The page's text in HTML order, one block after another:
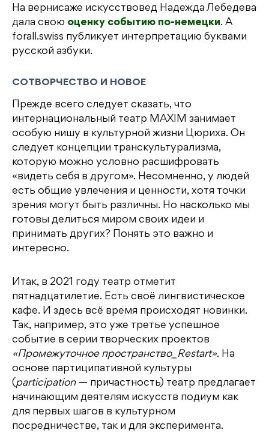
На вернисаже искусствовед Надежда Лебедева
дала свою оценку событию по-немецки. А
forall.swiss публикует интерпретацию буквами
русской азбуки.
СОТВОРЧЕСТВО И НОВОЕ
Прежде всего следует сказать, что
интернациональный театр MAXIM занимает
особую нишу в культурной жизни Цюриха. Он
следует концепции транскультурализма,
которую можно условно расшифровать
«видеть себя в другом». Несомненно, у людей
есть общие увлечения и ценности, хотя точки
зрения могут быть различны. Но насколько мы
готовы делиться миром своих идеи и
принимать других? Понять это важно и
интересно.
Итак, в 2021 году театр отметит
пятнадцатилетие. Есть своё лингвистическое
кафе. И здесь всё время происходят новинки.
Так, например, это уже третье успешное
событие в серии творческих проектов
«Промежуточное пространство_Restart». На
основе партиципативной культуры
(participation— причастность) театр предлагает
начинающим деятелям искусств подиум как
для первых шагов в культурном
посредничестве, так и для эксперимента.